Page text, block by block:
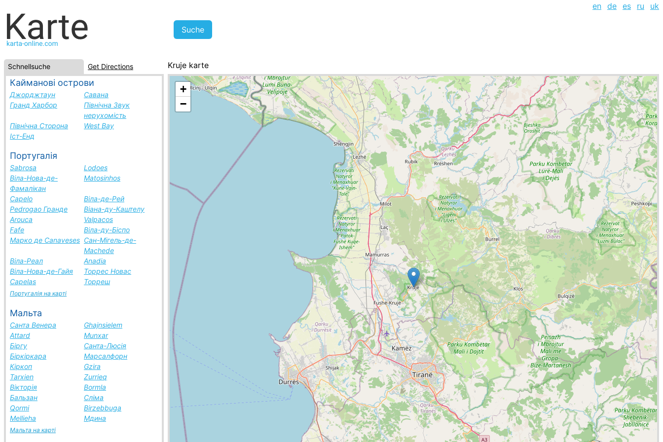
en de es ru uk
Schnellsuche Get Directions
Кайманові острови
Джорджтаун
Савана
Гранд Харбор
Північна Звук
нерухомість
Північна Сторона
West Bay
Іст-Енд
Португалія
Sabrosa
Lodoes
Віла-Нова-де-
Фамалікан
Matosinhos
Capelo
Віла-де-Рей
Pedrogao Гранде
Віана-ду-Каштелу
Arouca
Valpacos
Fafe
Віла-ду-Біспо
Марко де Canaveses Сан-Мігель-де-
Machede
Віла-Реал
Anadia
Віла-Нова-де-Гайя
Торрес Новас
Capelas
Торреш
Португалія на карті
Мальта
Санта Венера
Ghajnsielem
Attard
Munxar
Біргу
Санта-Люсія
Біркіркара
Марсалфорн
Кіркоп
Gzira
Tarxien
Zurrieq
Вікторія
Bormla
Бальзан
Сліма
Qormi
Birzebbuga
Mellieha
Мдина
Мальта на карті
Kruje karte
Albanien, Städte-Liste
+
−